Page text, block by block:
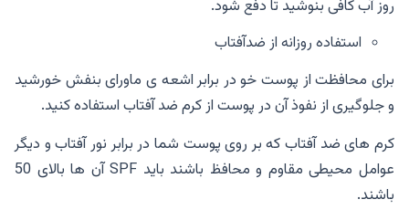
روز آب کافی بنوشید تا دفع شود.
استفاده روزانه از ضدآفتاب
برای محافظت از پوست خو در برابر اشعه ی ماورای بنفش خورشید
و جلوگیری از نفوذ آن در پوست از کرم ضد آفتاب استفاده کنید.
کرم های ضد آفتاب که بر روی پوست شما در برابر نور آفتاب و دیگر
عوامل محیطی مقاوم و محافظ باشند باید SPF آن ها بالای 50
باشند.